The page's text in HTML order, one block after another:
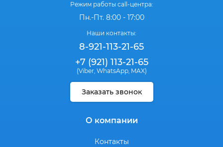
Режим работы call-центра:
Пн.-Пт. 8:00 - 17:00
Наши контакты:
8-921-113-21-65
+7 (921) 113-21-65
(Viber, WhatsApp, MAX)
Заказать звонок
О компании
Контакты